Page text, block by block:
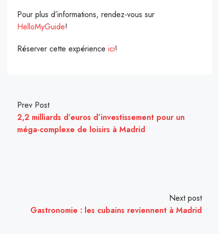
Pour plus d’informations, rendez-vous sur
HelloMyGuide!
Réserver cette expérience ici!
Prev Post
2,2 milliards d’euros d’investissement pour un
méga-complexe de loisirs à Madrid
Next post
Gastronomie : les cubains reviennent à Madrid